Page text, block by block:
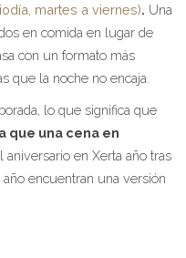
martes a viernes). Una
en comida en lugar de
con un formato más
que la noche no encaja.
lo que significa que
que una cena en
aniversario en Xerta año tras
encuentran una versión